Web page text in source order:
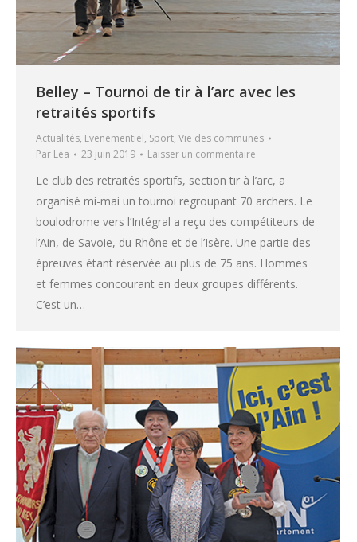
Belley – Tournoi de tir à l’arc avec les
retraités sportifs
Actualités, Evenementiel, Sport, Vie des communes
Par Léa 23 juin 2019 Laisser un commentaire
Le club des retraités sportifs, section tir à l’arc, a
organisé mi-mai un tournoi regroupant 70 archers. Le
boulodrome vers l’Intégral a reçu des compétiteurs de
l’Ain, de Savoie, du Rhône et de l’Isère. Une partie des
épreuves étant réservée au plus de 75 ans. Hommes
et femmes concourant en deux groupes différents.
C’est un…